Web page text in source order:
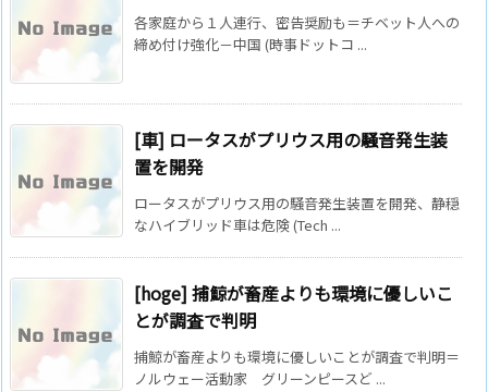
各家庭から１人連行、密告奨励も＝チベット人への
締め付け強化－中国 (時事ドットコ ...
[車] ロータスがプリウス用の騒音発生装
置を開発
ロータスがプリウス用の騒音発生装置を開発、静穏
なハイブリッド車は危険 (Tech ...
[hoge] 捕鯨が畜産よりも環境に優しいこ
とが調査で判明
捕鯨が畜産よりも環境に優しいことが調査で判明＝
ノルウェー活動家 グリーンピースど ...